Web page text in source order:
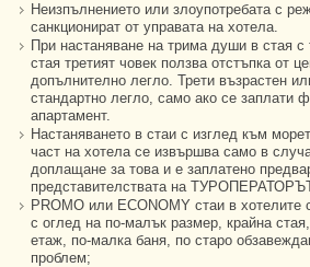
Неизпълнението или злоупотребата с
санкционират от управата на хотела.
При настаняване на трима души в стая с
стая третият човек ползва отстъпка от
допълнително легло. Трети възрастен
стандартно легло, само ако се заплати
апартамент.
Настаняването в стаи с изглед към
част на хотела се извършва само в
доплащане за това и е заплатено
представителствата на
PROMO или ECONOMY стаи в хотелите
с оглед на по-малък размер, крайна
етаж, по-малка баня, по старо
проблем;